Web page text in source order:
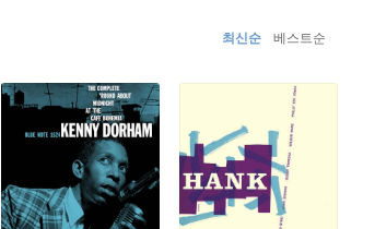
최신순 베스트순